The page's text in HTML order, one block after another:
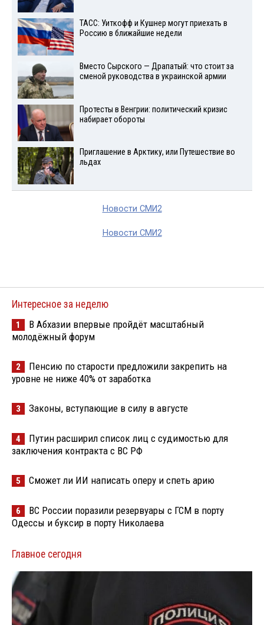
ТАСС: Уиткофф и Кушнер могут приехать в
Россию в ближайшие недели
Вместо Сырского — Драпатый: что стоит за
сменой руководства в украинской армии
Протесты в Венгрии: политический кризис
набирает обороты
Приглашение в Арктику, или Путешествие во
льдах
Новости СМИ2
Новости СМИ2
Интересное за неделю
1
В Абхазии впервые пройдёт масштабный
молодёжный форум
2
Пенсию по старости предложили закрепить на
уровне не ниже 40% от заработка
3 Законы, вступающие в силу в августе
4
Путин расширил список лиц с судимостью для
заключения контракта с ВС РФ
5 Сможет ли ИИ написать оперу и спеть арию
6
ВС России поразили резервуары с ГСМ в порту
Одессы и буксир в порту Николаева
Главное сегодня